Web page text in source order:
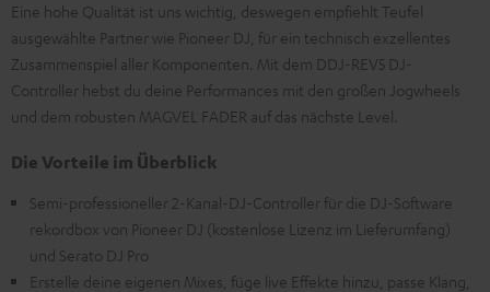
Eine hohe Qualität ist uns wichtig, deswegen empfiehlt Teufel
ausgewählte Partner wie Pioneer DJ, für ein technisch exzellentes
Zusammenspiel aller Komponenten. Mit dem DDJ-REV5 DJ-
Controller hebst du deine Performances mit den großen Jogwheels
und dem robusten MAGVEL FADER auf das nächste Level.
Die Vorteile im Überblick
Semi-professioneller 2-Kanal-DJ-Controller für die DJ-Software
rekordbox von Pioneer DJ (kostenlose Lizenz im Lieferumfang)
und Serato DJ Pro
Erstelle deine eigenen Mixes, füge live Effekte hinzu, passe Klang,